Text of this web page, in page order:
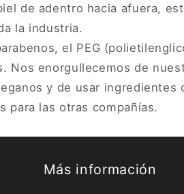
de adentro hacia afuera,
la industria.
el PEG
Nos enorgullecemos de
y de usar ingredientes
para las otras compañías.
Más información